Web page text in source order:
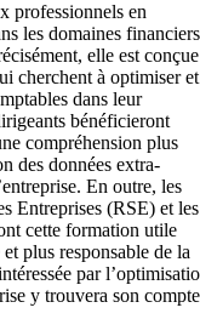
professionnels en
les domaines financiers
elle est conçue
cherchent à optimiser et
dans leur
bénéficieront
compréhension plus
des données extra-
En outre, les
Entreprises (RSE) et les
cette formation utile
plus responsable de la
par
y trouvera son